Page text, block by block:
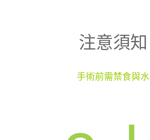
注意須知
手術前需禁食與水